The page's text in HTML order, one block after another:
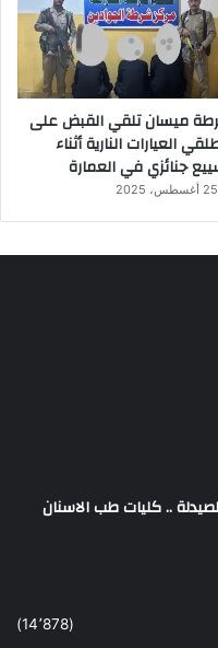
ميسان تلقي القبض على
العيارات النارية أثناء
جنائزي في العمارة
25 أغسطس، 2025
.. كليات طب الاسنان
(14٬878)